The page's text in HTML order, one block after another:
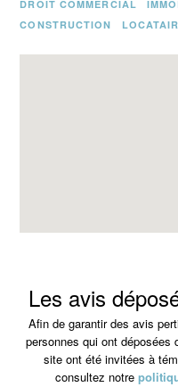
DROIT COMMERCIAL
CONSTRUCTION
Les avis
Afin de garantir des avis
personnes qui ont déposées
site ont été invitées à
consultez notre